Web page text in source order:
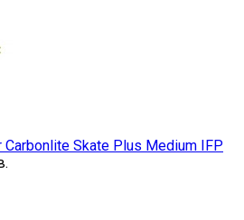
Skate Plus Medium IFP